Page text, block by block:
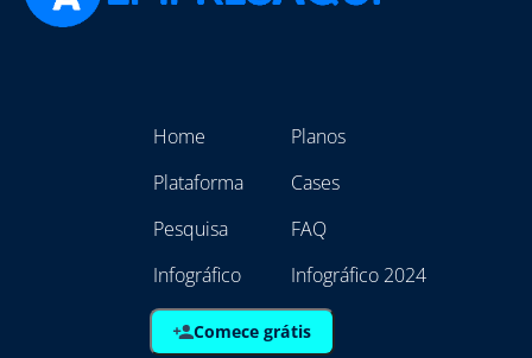
Home
Plataforma
Pesquisa
Infográfico
Planos
Cases
FAQ
Infográfico 2024
Comece grátis